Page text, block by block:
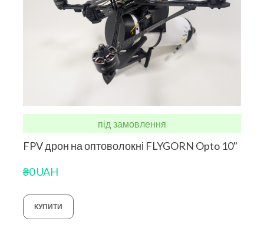
під замовлення
FPV дрон на оптоволокні FLYGORN Opto 10"
₴0 UAH
КУПИТИ